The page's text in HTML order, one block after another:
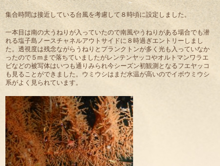
集合時間は接近している台風を考慮して８時頃に設定しました。
一本目は南の大うねりが入っていたので南風やうねりがある場合でも潜
れる塩子島ノースチャネルアウトサイドに８時過ぎエントリーしまし
た。透視度は残念ながらうねりとプランクトンが多く光も入っていなか
ったので５mまで落ちていましたがレンテンヤッコやオルトマンワラエ
ビなどの被写体はいつも通りみられ今シーズン初観測となるフエヤッコ
も見ることができました。ウミウシはまだ水温が高いのでイボウミウシ
系がよく見られています。